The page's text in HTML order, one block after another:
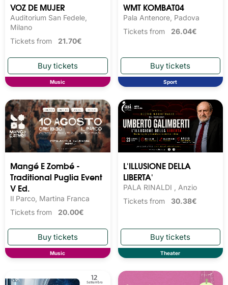
VOZ DE MUJER
Auditorium San Fedele,
Milano
Tickets from 21.70€
Music
WMT KOMBAT04
Pala Antenore, Padova
Tickets from 26.04€
Sport
Mangé E Zombé -
Traditional Puglia Event
V Ed.
Il Parco, Martina Franca
Tickets from 20.00€
Music
L'ILLUSIONE DELLA
LIBERTA'
PALA RINALDI , Anzio
Tickets from 30.38€
Theater